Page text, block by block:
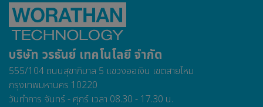
บริษัท วรธันย์ เทคโนโลยี จำกัด
555/104 ถนนสุขาภิบาล 5 แขวงออเงิน เขตสายไหม
กรุงเทพมหานคร 10220
วันทำการ จันทร์ - ศุกร์ เวลา 08.30 - 17.30 น.